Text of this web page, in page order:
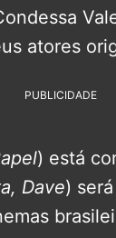
atores
PUBLICIDADE
) está
Dave)